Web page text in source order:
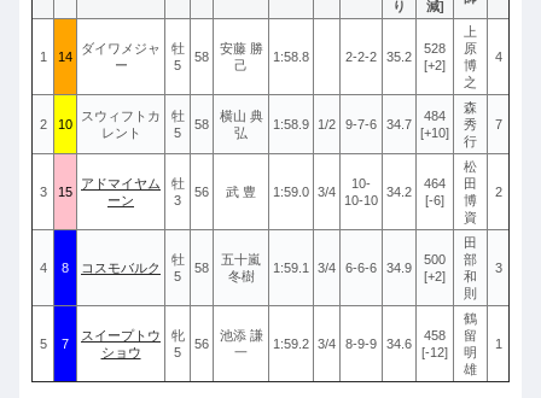
り
減]
1 14
ダイワメジャ
ー
牡
5
58
安藤 勝
己
1:58.8 2-2-2 35.2
528
[+2]
上
原
博
之
4
2 10
スウィフトカ
レント
牡
5
58
横山 典
弘
1:58.9 1/2 9-7-6 34.7
484
[+10]
森
秀
行
7
3 15
アドマイヤム
ーン
牡
3
56 武 豊 1:59.0 3/4
10-
10-10
34.2
464
[-6]
松
田
博
資
2
4 8 コスモバルク
牡
5
58
五十嵐
冬樹
1:59.1 3/4 6-6-6 34.9
500
[+2]
田
部
和
則
3
5 7
スイープトウ
ショウ
牝
5
56
池添 謙
一
1:59.2 3/4 8-9-9 34.6
458
[-12]
鶴
留
明
雄
1